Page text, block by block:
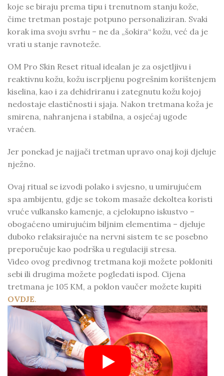
koje se biraju prema tipu i trenutnom stanju kože,
čime tretman postaje potpuno personaliziran. Svaki
korak ima svoju svrhu – ne da „šokira“ kožu, već da je
vrati u stanje ravnoteže.
OM Pro Skin Reset ritual idealan je za osjetljivu i
reaktivnu kožu, kožu iscrpljenu pogrešnim korištenjem
kiselina, kao i za dehidriranu i zategnutu kožu kojoj
nedostaje elastičnosti i sjaja. Nakon tretmana koža je
smirena, nahranjena i stabilna, a osjećaj ugode
vraćen.
Jer ponekad je najjači tretman upravo onaj koji djeluje
nježno.
Ovaj ritual se izvodi polako i svjesno, u umirujućem
spa ambijentu, gdje se tokom masaže dekoltea koristi
vruće vulkansko kamenje, a cjelokupno iskustvo –
obogaćeno umirujućim biljnim elementima – djeluje
duboko relaksirajuće na nervni sistem te se posebno
preporučuje kao podrška u regulaciji stresa.
Video ovog predivnog tretmana koji možete pokloniti
sebi ili drugima možete pogledati ispod. Cijena
tretmana je 105 KM, a poklon vaučer možete kupiti
OVDJE.